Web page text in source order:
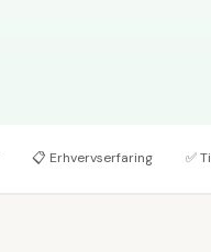
📋 Erhvervserfaring ✅